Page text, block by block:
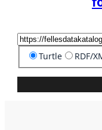
Turtle RDF/